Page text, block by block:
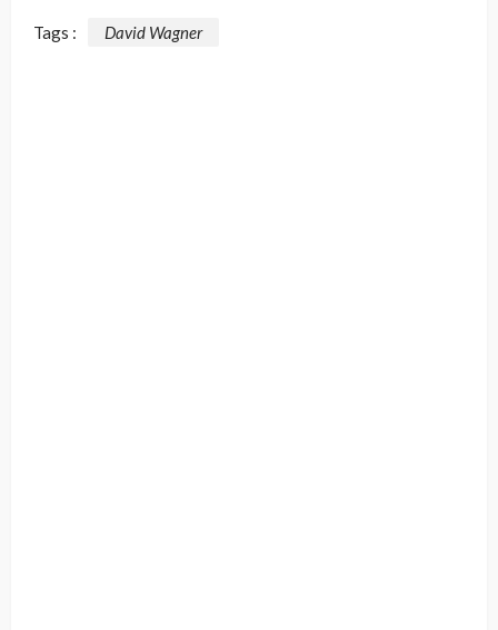
Tags : David Wagner